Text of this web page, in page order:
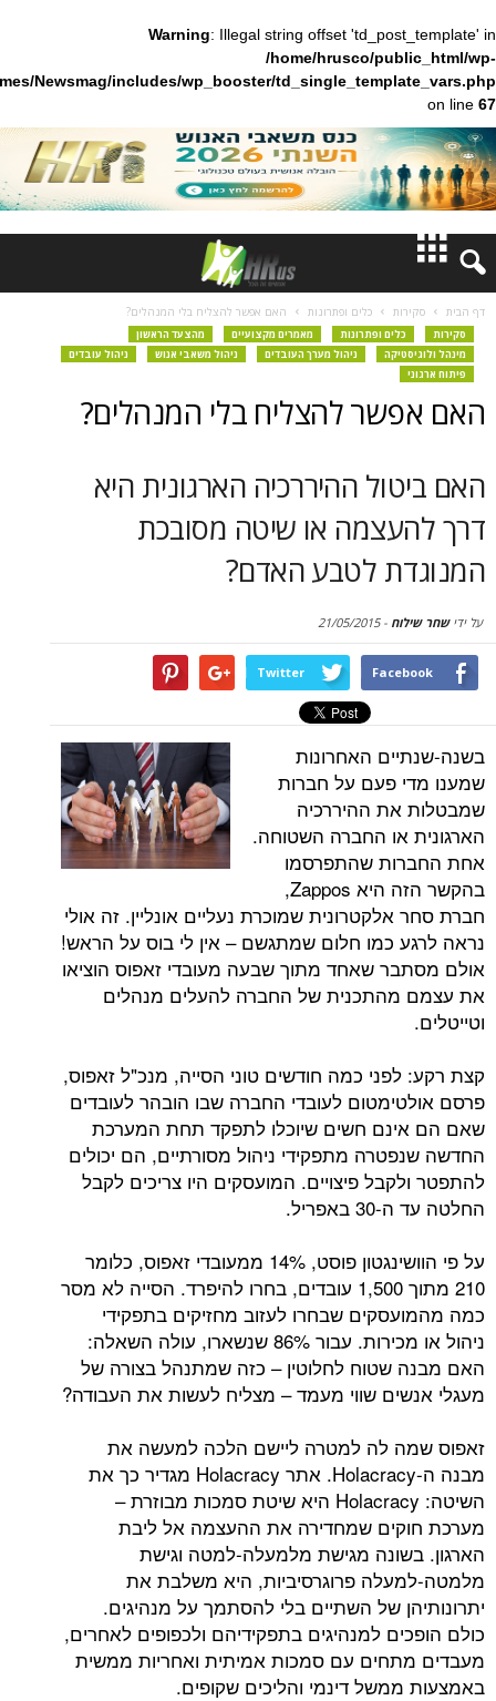
Warning: Illegal string offset
/home/hrusco/
content/themes/Newsmag/includes/wp_booster/
חדשות
כלים ופתרונות האם אפשר להצליח בלי המנהלים?
כלים ופתרונות מאמרים מקצועיים
מהצעד הראשון
ניהול מערך העובדים ניהול משאבי אנוש ניהול עובדים
להצליח בלי המנהלים?
ההיררכיה הארגונית היא
או שיטה מסובכת
לטבע האדם?
-
21/05/2015
Twitter
האחרונות
פעם על חברות
ההיררכיה
או החברה השטוחה.
שהתפרסמו
בהקשר הזה היא Zappos,
שמוכרת נעליים אונליין. זה אולי
כמו חלום שמתגשם – אין לי בוס על הראש!
שאחד מתוך שבעה מעובדי זאפוס הוציאו
של החברה להעלים מנהלים
כמה חודשים טוני הסייה, מנכ"ל זאפוס,
לעובדי החברה שבו הובהר לעובדים
חשים שיוכלו לתפקד תחת המערכת
מתפקידי ניהול מסורתיים, הם יכולים
פיצויים. המועסקים היו צריכים לקבל
על פי הוושינגטון פוסט, 14% ממעובדי זאפוס, כלומר
210 מתוך 1,500 עובדים, בחרו להיפרד. הסייה לא מסר
שבחרו לעזוב מחזיקים בתפקידי
ניהול או מכירות. עבור 86% שנשארו, עולה השאלה:
לחלוטין – כזה שמתנהל בצורה של
שווי מעמד – מצליח לעשות את העבודה?
לה למטרה ליישם הלכה למעשה את
מבנה ה-Holacracy. אתר Holacracy מגדיר כך את
השיטה: Holacracy היא שיטת סמכות מבוזרת –
שמחדירה את ההעצמה אל ליבת
מגישת מלמעלה-למטה וגישת
פרוגרסיביות, היא משלבת את
של השתיים בלי להסתמך על מנהיגים.
למנהיגים בתפקידיהם ולכפופים לאחרים,
עם סמכות אמיתית ואחריות ממשית
דינמי והליכים שקופים.